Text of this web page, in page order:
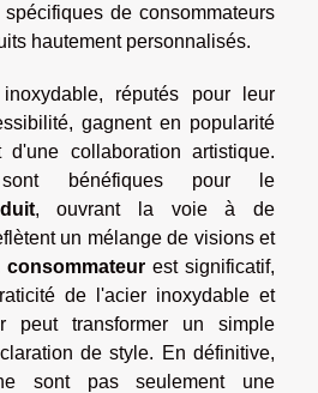
de consommateurs
hautement personnalisés.
réputés pour leur
gagnent en popularité
collaboration artistique.
bénéfiques pour le
, ouvrant la voie à de
un mélange de visions et
consommateurest significatif,
de l'acier inoxydable et
peut transformer un simple
de style. En définitive,
sont pas seulement une